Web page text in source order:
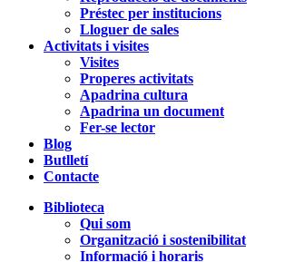
Préstec per institucions
Lloguer de sales
Activitats i visites
Visites
Properes activitats
Apadrina cultura
Apadrina un document
Fer-se lector
Blog
Butlletí
Contacte
Biblioteca
Qui som
Organització i sostenibilitat
Informació i horaris